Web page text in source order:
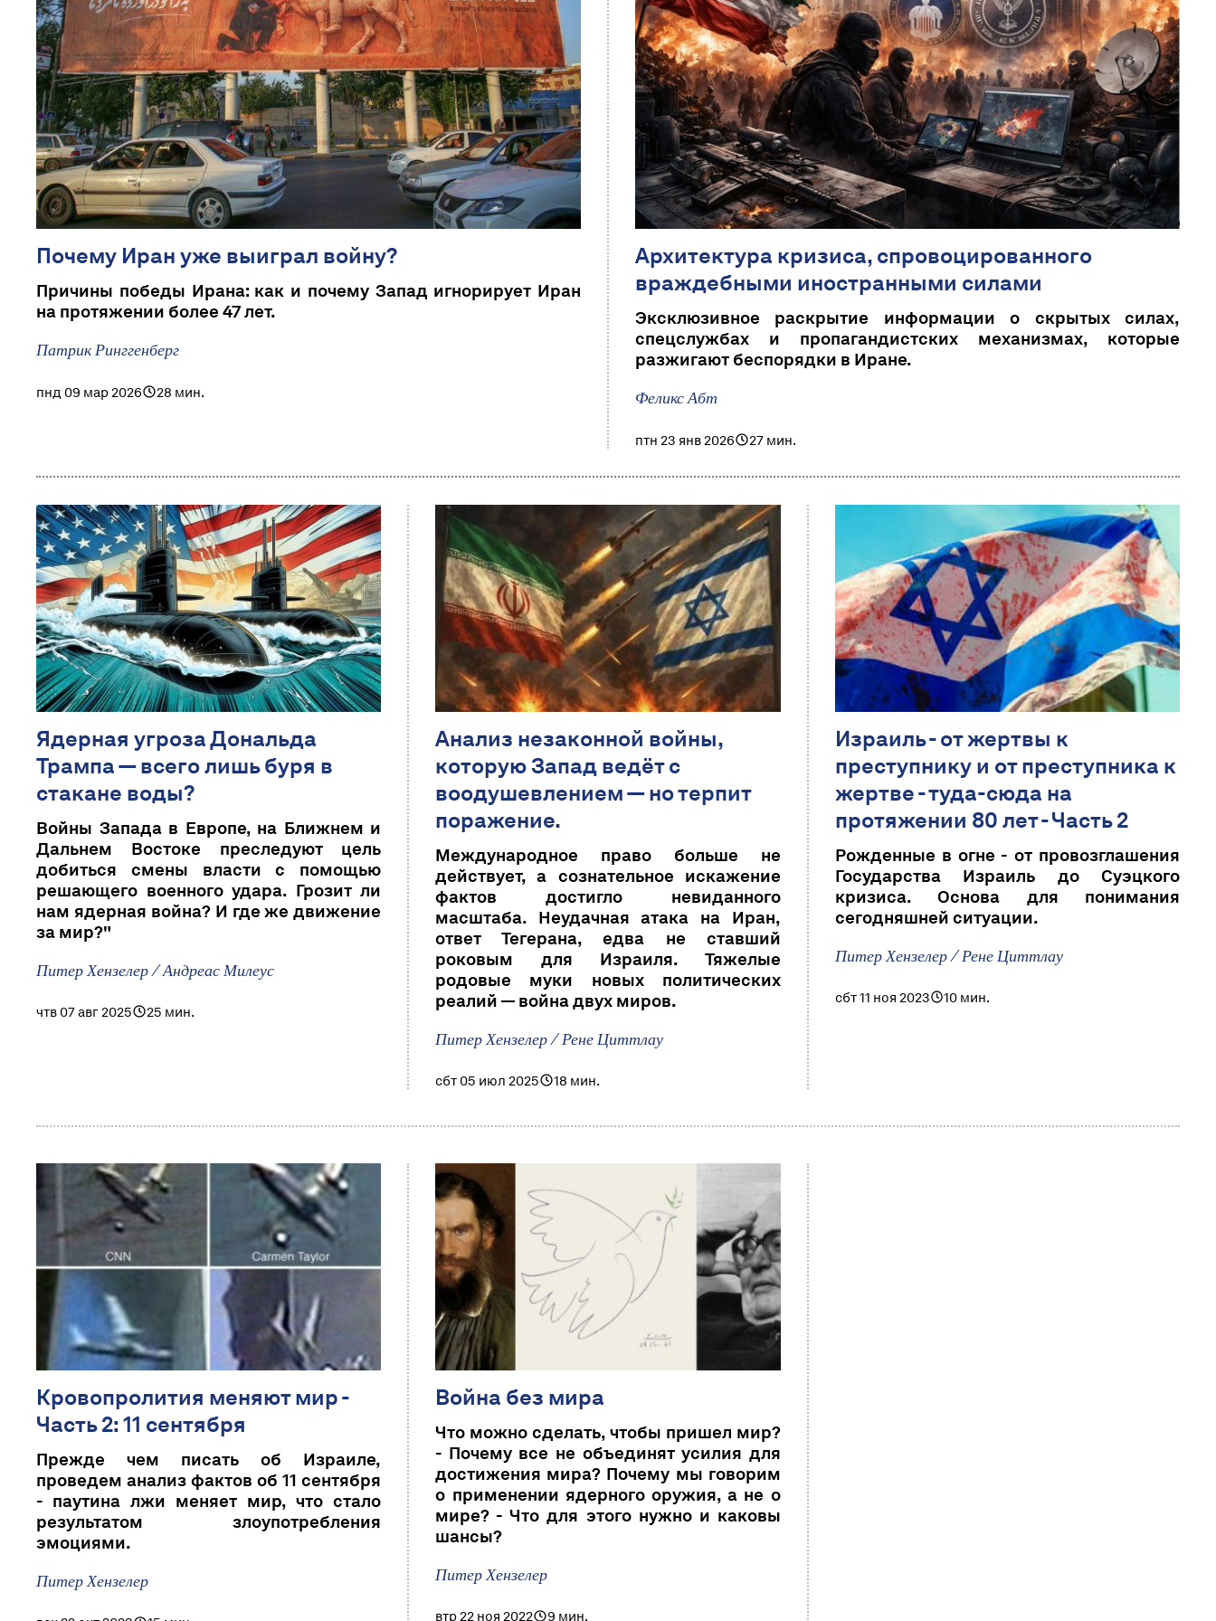
Почему Иран уже выиграл войну?
Причины победы Ирана: как и почему Запад игнорирует Иран
на протяжении более 47 лет.
Патрик Ринггенберг
пнд 09 мар 2026 28 мин.
Архитектура кризиса, спровоцированного
враждебными иностранными силами
Эксклюзивное раскрытие информации о скрытых силах,
спецслужбах и пропагандистских механизмах, которые
разжигают беспорядки в Иране.
Феликс Абт
птн 23 янв 2026 27 мин.
Ядерная угроза Дональда
Трампа — всего лишь буря в
стакане воды?
Войны Запада в Европе, на Ближнем и
Дальнем Востоке преследуют цель
добиться смены власти с помощью
решающего военного удара. Грозит ли
нам ядерная война? И где же движение
за мир?"
Питер Хензелер / Андреас Милеус
чтв 07 авг 2025 25 мин.
Анализ незаконной войны,
которую Запад ведёт с
воодушевлением — но терпит
поражение.
Международное право больше не
действует, а сознательное искажение
фактов достигло невиданного
масштаба. Неудачная атака на Иран,
ответ Тегерана, едва не ставший
роковым для Израиля. Тяжелые
родовые муки новых политических
реалий — война двух миров.
Питер Хензелер / Рене Циттлау
сбт 05 июл 2025 18 мин.
Израиль - от жертвы к
преступнику и от преступника к
жертве - туда-сюда на
протяжении 80 лет - Часть 2
Рожденные в огне - от провозглашения
Государства Израиль до Суэцкого
кризиса. Основа для понимания
сегодняшней ситуации.
Питер Хензелер / Рене Циттлау
сбт 11 ноя 2023 10 мин.
Кровопролития меняют мир -
Часть 2: 11 сентября
Прежде чем писать об Израиле,
проведем анализ фактов об 11 сентября
- паутина лжи меняет мир, что стало
результатом злоупотребления
эмоциями.
Питер Хензелер
Война без мира
Что можно сделать, чтобы пришел мир?
- Почему все не объединят усилия для
достижения мира? Почему мы говорим
о применении ядерного оружия, а не о
мире? - Что для этого нужно и каковы
шансы?
Питер Хензелер
втр 22 ноя 2022 9 мин.